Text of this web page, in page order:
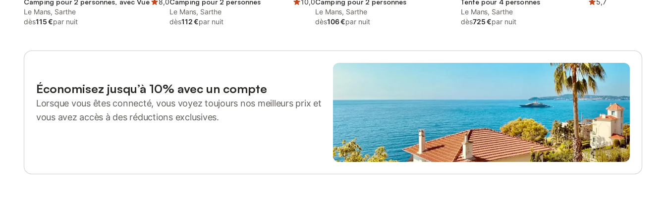
Camping pour 2 personnes, avec Vue
8,0
Le Mans, Sarthe
dès115 €par nuit
Camping pour 2 personnes
10,0
Le Mans, Sarthe
dès112 €par nuit
Camping pour 2 personnes
Le Mans, Sarthe
dès106 €par nuit
Tente pour 4 personnes
5,7
Le Mans, Sarthe
dès725 €par nuit
Économisez jusqu’à 10% avec un compte
Lorsque vous êtes connecté, vous voyez toujours nos meilleurs prix et
vous avez accès à des réductions exclusives.